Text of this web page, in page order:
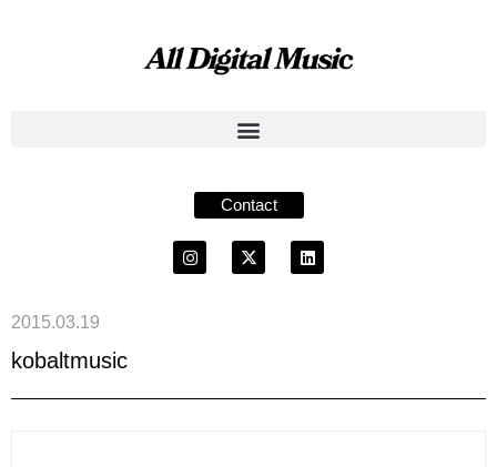
Contact
2015.03.19
kobaltmusic